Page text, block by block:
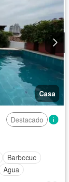
Casa
Destacado
Barbecue
Agua